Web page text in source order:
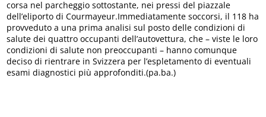
corsa nel parcheggio sottostante, nei pressi del piazzale
dell’eliporto di Courmayeur.Immediatamente soccorsi, il 118 ha
provveduto a una prima analisi sul posto delle condizioni di
salute dei quattro occupanti dell’autovettura, che – viste le loro
condizioni di salute non preoccupanti – hanno comunque
deciso di rientrare in Svizzera per l’espletamento di eventuali
esami diagnostici più approfonditi.(pa.ba.)